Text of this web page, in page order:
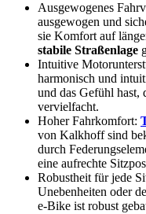
Ausgewogenes
ausgewogen und
sie Komfort auf
stabile Straßenlage
Intuitive
harmonisch und
und das Gefühl hast,
vervielfacht.
Hoher Fahrkomfort:
von Kalkhoff sind
durch
eine aufrechte
Robustheit für jede
Unebenheiten oder
e-Bike ist robust